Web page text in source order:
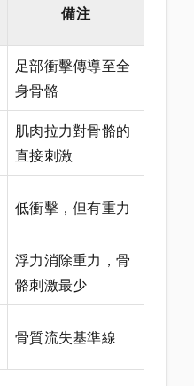
備注
足部衝擊傳導至全
身骨骼
肌肉拉力對骨骼的
直接刺激
低衝擊，但有重力
浮力消除重力，骨
骼刺激最少
骨質流失基準線